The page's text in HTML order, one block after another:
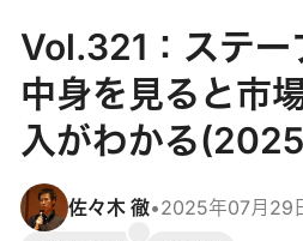
Vol.321：ステー
中身を見ると市
入がわかる
佐々木 徹•2025年07月29